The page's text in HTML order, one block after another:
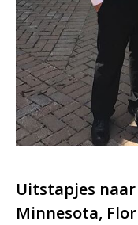
Uitstapjes naar
Minnesota,